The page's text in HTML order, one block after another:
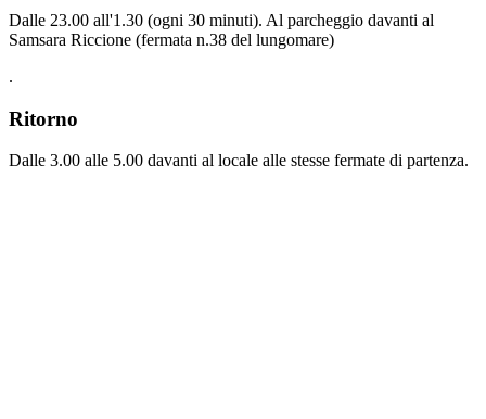
Dalle 23.00 all'1.30 (ogni 30 minuti). Al parcheggio davanti al
Samsara Riccione (fermata n.38 del lungomare)
.
Ritorno
Dalle 3.00 alle 5.00 davanti al locale alle stesse fermate di partenza.